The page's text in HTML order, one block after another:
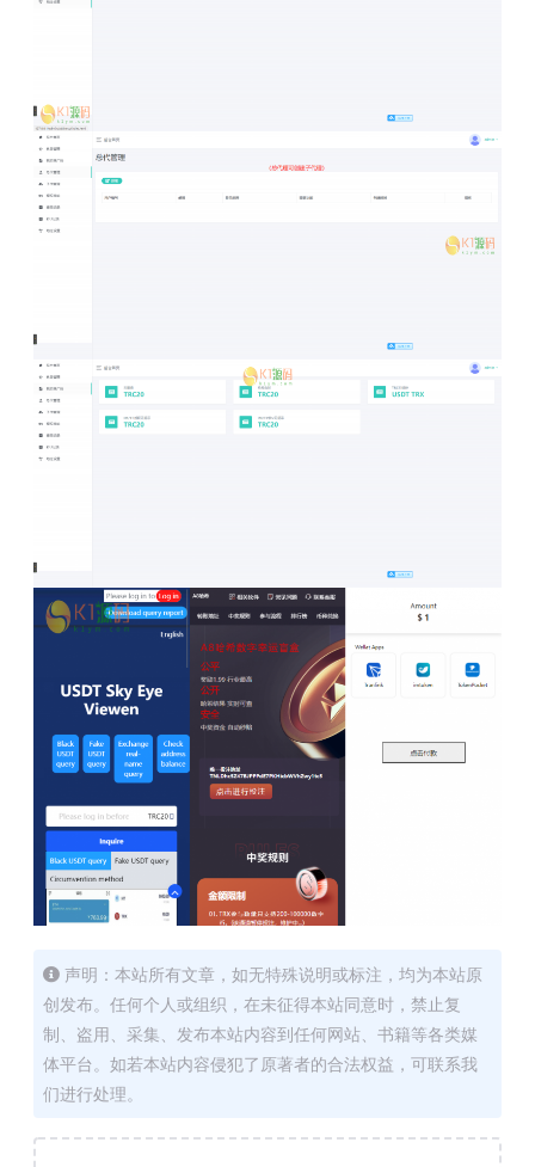
声明：本站所有文章，如无特殊说明或标注，均为本站原
创发布。任何个人或组织，在未征得本站同意时，禁止复
制、盗用、采集、发布本站内容到任何网站、书籍等各类媒
体平台。如若本站内容侵犯了原著者的合法权益，可联系我
们进行处理。